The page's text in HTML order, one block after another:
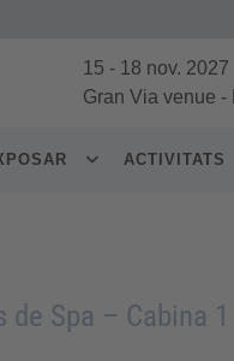
15 - 18 nov. 2027
Gran Via venue -
ACTIVITATS
Spa – Cabina 1